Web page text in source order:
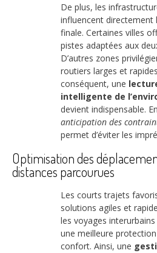
De plus, les
influencent directement
finale. Certaines villes
pistes adaptées aux
D’autres zones
routiers larges et
conséquent, une
intelligente de
devient indispensable.
anticipation des
permet d’éviter les
Optimisation des
distances parcourues
Les courts trajets
solutions agiles et
les voyages
une meilleure
confort. Ainsi, une